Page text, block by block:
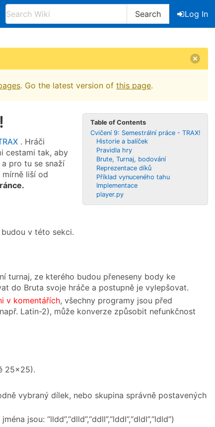
Search
Log In
. Go the latest version of this page.
Table of Contents
Cvičení 9: Semestrální práce - TRAX!
Historie a balíček
Pravidla hry
Brute, Turnaj, bodování
Reprezentace díků
Příklad vynuceného tahu
Implementace
player.py
. Hráči
cestami tak, aby
pro tu se snaží
liší od
v této sekci.
turnaj, ze kterého budou přeneseny body ke
do Bruta svoje hráče a postupně je vylepšovat.
v komentářích, všechny programy jsou před
Latin-2), může konverze způsobit nefunkčnost
25×25).
vybraný dílek, nebo skupina správně postavených
jsou: “lldd”,“dlld”,“ddll”,“lddl”,“dldl”,“ldld”)